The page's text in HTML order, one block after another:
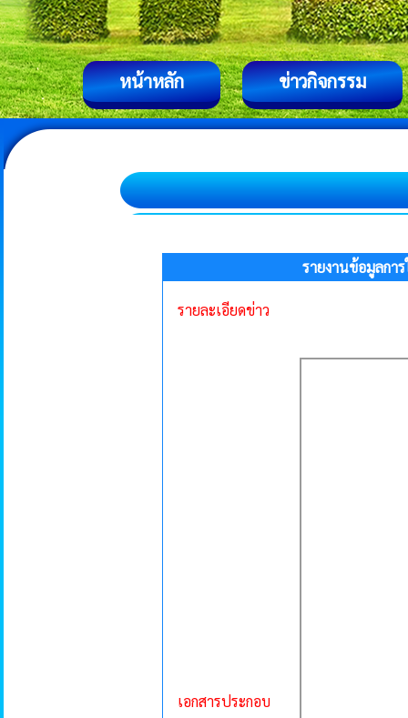
หน้าหลัก ข่าวกิจกรรม
รายงานข้อมูลกา
รายละเอียดข่าว
เอกสารประกอบ